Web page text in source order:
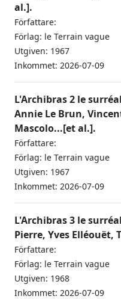
al.].
Författare:
Förlag: le Terrain vague
Utgiven: 1967
Inkommet: 2026-07-09
L'Archibras 2 le
Annie Le Brun,
Mascolo...[et al.].
Författare:
Förlag: le Terrain vague
Utgiven: 1967
Inkommet: 2026-07-09
L'Archibras 3 le
Pierre, Yves Elléouët,
Författare:
Förlag: le Terrain vague
Utgiven: 1968
Inkommet: 2026-07-09